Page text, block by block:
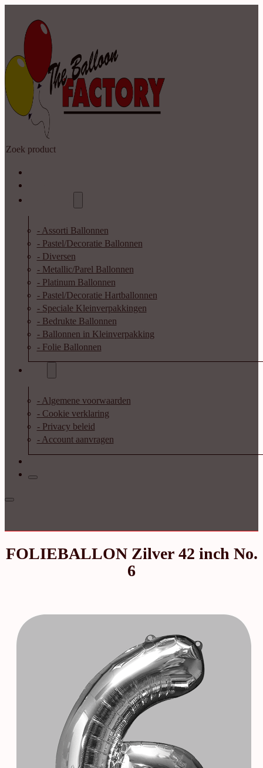
Zoeken
- Assorti Ballonnen
- Pastel/Decoratie Ballonnen
- Diversen
- Metallic/Parel Ballonnen
- Platinum Ballonnen
- Pastel/Decoratie Hartballonnen
- Speciale Kleinverpakkingen
- Bedrukte Ballonnen
- Ballonnen in Kleinverpakking
- Folie Ballonnen
- Algemene voorwaarden
- Cookie verklaring
- Privacy beleid
- Account aanvragen
FOLIEBALLON Zilver 42 inch No.
6